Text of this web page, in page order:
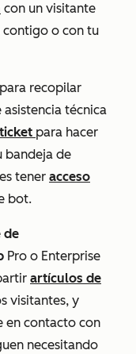
con un visitante
contigo o con tu
recopilar
técnica
para hacer
bandeja de
tener acceso
bot.
de
Pro o Enterprise
artículos de
visitantes, y
en contacto con
necesitando